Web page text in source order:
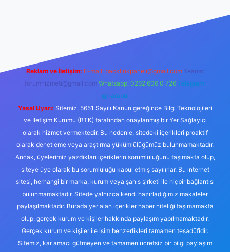
Reklam ve İletişim: E-mail: backlinkpaneli@gmail.com Teams:
forumhizmeti@gmail.com Whatsapp: 0262 606 0 726 Telegram:
@karabul
Yasal Uyarı: Sitemiz, 5651 Sayılı Kanun gereğince Bilgi Teknolojileri
ve İletişim Kurumu (BTK) tarafından onaylanmış bir Yer Sağlayıcı
olarak hizmet vermektedir. Bu nedenle, sitedeki içerikleri proaktif
olarak denetleme veya araştırma yükümlülüğümüz bulunmamaktadır.
Ancak, üyelerimiz yazdıkları içeriklerin sorumluluğunu taşımakta olup,
siteye üye olarak bu sorumluluğu kabul etmiş sayılırlar. Bu internet
sitesi, herhangi bir marka, kurum veya şahıs şirketi ile hiçbir bağlantısı
bulunmamaktadır. Sitede yalnızca kendi hazırladığımız makaleler
paylaşılmaktadır. Burada yer alan içerikler haber niteliği taşımamakta
olup, gerçek kurum ve kişiler hakkında paylaşım yapılmamaktadır.
Gerçek kurum ve kişiler ile isim benzerlikleri tamamen tesadüfidir.
Sitemiz, kar amacı gütmeyen ve tamamen ücretsiz bir bilgi paylaşım